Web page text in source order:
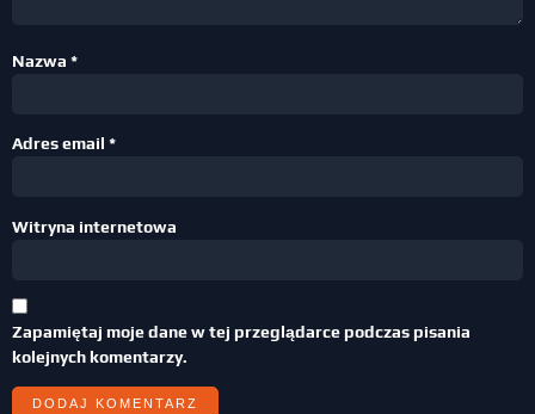
Nazwa *
Adres email *
Witryna internetowa
Zapamiętaj moje dane w tej przeglądarce podczas pisania
kolejnych komentarzy.